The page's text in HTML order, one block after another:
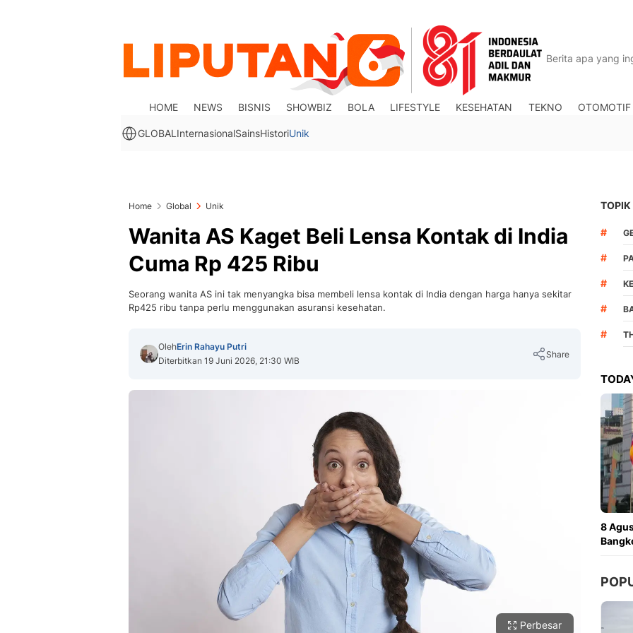
HOME NEWS BISNIS SHOWBIZ BOLA LIFESTYLE KESEHATAN TEKNO OTOMOTIF
GLOBAL InternasionalSainsHistoriUnik
Home Global Unik
Wanita AS Kaget Beli Lensa Kontak di India
Cuma Rp 425 Ribu
Seorang wanita AS ini tak menyangka bisa membeli lensa kontak di India dengan harga hanya sekitar
Rp425 ribu tanpa perlu menggunakan asuransi kesehatan.
OlehErin Rahayu Putri
Diterbitkan 19 Juni 2026, 21:30 WIB
Share
Perbesar
TOPIK
#
#
#
#
#
8